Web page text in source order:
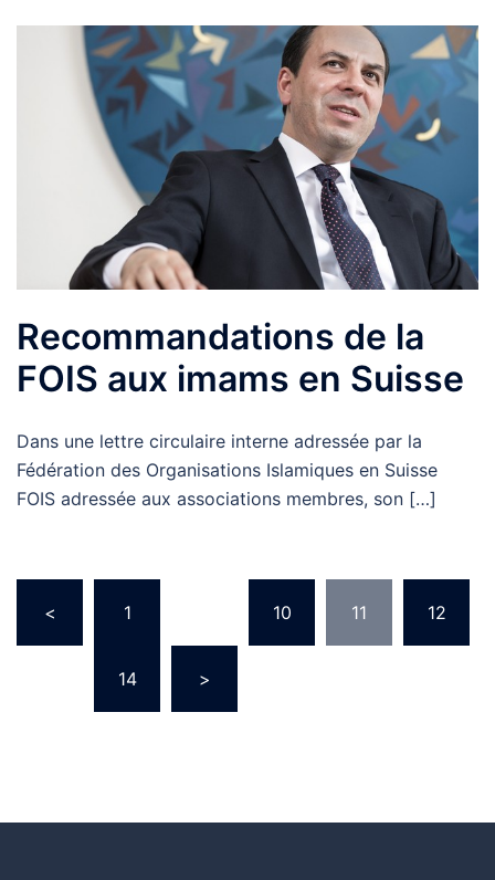
Recommandations de la
FOIS aux imams en Suisse
Dans une lettre circulaire interne adressée par la
Fédération des Organisations Islamiques en Suisse
FOIS adressée aux associations membres, son […]
des
articles
< 1 10 11 12
14 >